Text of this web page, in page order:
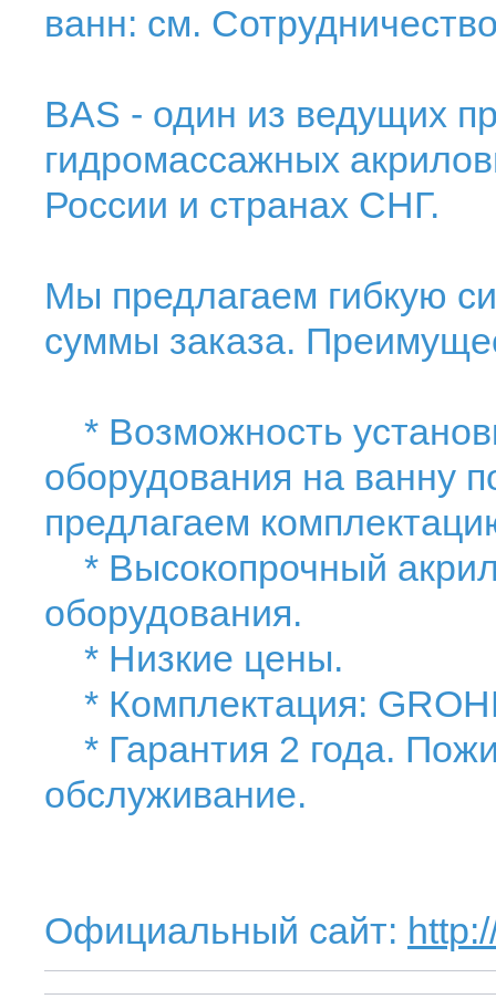
ванн: см.
BAS - один из ведущих
гидромассажных
России и странах СНГ.
Мы предлагаем гибкую
суммы заказа.
* Возможность
оборудования на ванну
предлагаем
* Высокопрочный
оборудования.
* Низкие цены.
* Комплектация:
* Гарантия 2 года.
обслуживание.
Официальный сайт: